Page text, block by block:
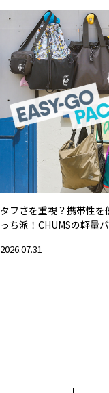
タフさを重視？携帯性
っち派！CHUMSの軽量
2026.07.31